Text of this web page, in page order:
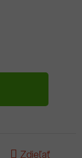
Zdieľať